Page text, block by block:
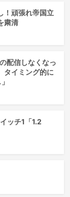
！頑張れ帝国立
粛清
配信しなくなっ
タイミング的に
ッチ1「1.2